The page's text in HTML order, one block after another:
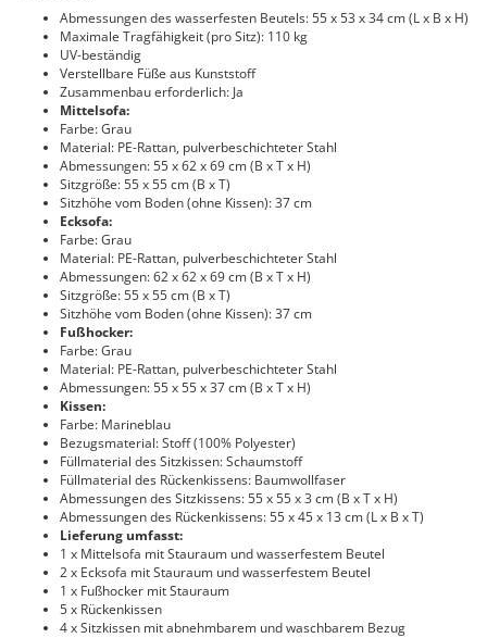
Abmessungen des wasserfesten Beutels: 55 x 53 x 34 cm (L x B x H)
Maximale Tragfähigkeit (pro Sitz): 110 kg
UV-beständig
Verstellbare Füße aus Kunststoff
Zusammenbau erforderlich: Ja
Mittelsofa:
Farbe: Grau
Material: PE-Rattan, pulverbeschichteter Stahl
Abmessungen: 55 x 62 x 69 cm (B x T x H)
Sitzgröße: 55 x 55 cm (B x T)
Sitzhöhe vom Boden (ohne Kissen): 37 cm
Ecksofa:
Farbe: Grau
Material: PE-Rattan, pulverbeschichteter Stahl
Abmessungen: 62 x 62 x 69 cm (B x T x H)
Sitzgröße: 55 x 55 cm (B x T)
Sitzhöhe vom Boden (ohne Kissen): 37 cm
Fußhocker:
Farbe: Grau
Material: PE-Rattan, pulverbeschichteter Stahl
Abmessungen: 55 x 55 x 37 cm (B x T x H)
Kissen:
Farbe: Marineblau
Bezugsmaterial: Stoff (100% Polyester)
Füllmaterial des Sitzkissen: Schaumstoff
Füllmaterial des Rückenkissens: Baumwollfaser
Abmessungen des Sitzkissens: 55 x 55 x 3 cm (B x T x H)
Abmessungen des Rückenkissens: 55 x 45 x 13 cm (L x B x T)
Lieferung umfasst:
1 x Mittelsofa mit Stauraum und wasserfestem Beutel
2 x Ecksofa mit Stauraum und wasserfestem Beutel
1 x Fußhocker mit Stauraum
5 x Rückenkissen
4 x Sitzkissen mit abnehmbarem und waschbarem Bezug